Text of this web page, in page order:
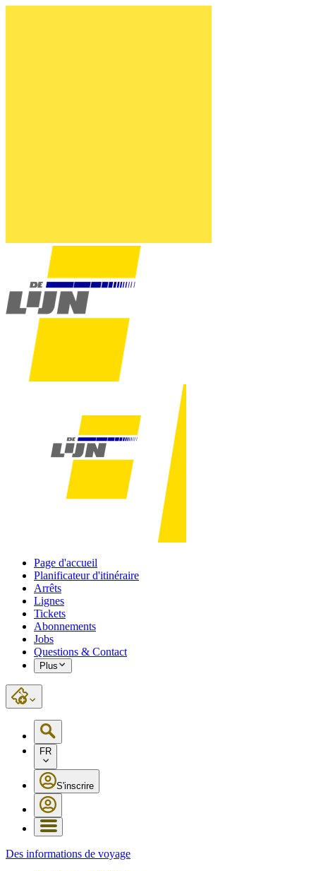
Page d'accueil
Planificateur d'itinéraire
Arrêts
Lignes
Tickets
Abonnements
Jobs
Questions & Contact
Plus
FR
S'inscrire
Des informations de voyage